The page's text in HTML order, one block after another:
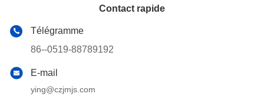
Contact rapide
Télégramme
86--0519-88789192
E-mail
ying@czjmjs.com